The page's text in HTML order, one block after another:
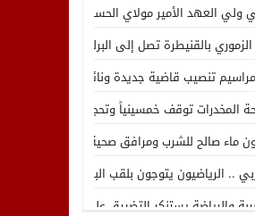
ولي العهد الأمير مولاي الحسن يدشن “برج
بالقنيطرة تصل إلى البرلمان واستقالة
تنصيب قاضية جديدة ونائب لوكيل الملك
توقف خمسينياً وتحجز 10 كيلوغرامات من الشيرا
صالح للشرب ومرافق صحية في وضعية
.. الرياضيون يتوجون بلقب البطولة العربية
والرياضة يستنكر التضييق على الموظفين